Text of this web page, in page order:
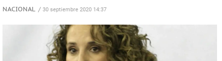
NACIONAL / 30 septiembre 2020 14:37